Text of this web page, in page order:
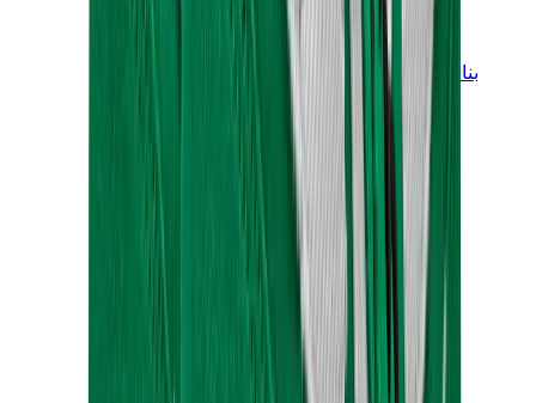
بناطيل وجوغرز وشورتات
بناطيل كروم هارتس
View All
بناطيل وجوغرز وشورتات